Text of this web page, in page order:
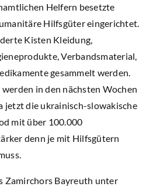
Helfern besetzte
Hilfsgüter eingerichtet.
Kisten Kleidung,
Verbandsmaterial,
gesammelt werden.
in den nächsten Wochen
jetzt die ukrainisch-slowakische
mit über 100.000
denn je mit Hilfsgütern
Zamirchors Bayreuth unter